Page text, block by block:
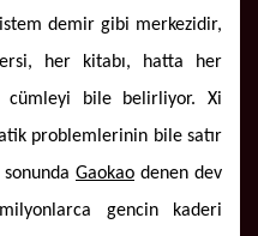
demir gibi merkezidir,
her kitabı, hatta her
cümleyi bile belirliyor. Xi
problemlerinin bile satır
sonunda Gaokao denen dev
gencin kaderi